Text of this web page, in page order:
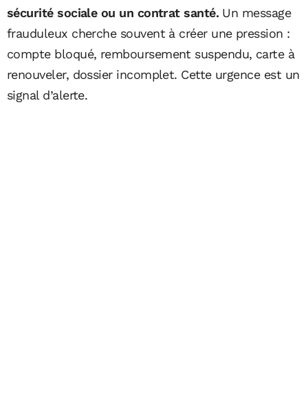
sécurité sociale ou un contrat santé. Un message
frauduleux cherche souvent à créer une pression :
compte bloqué, remboursement suspendu, carte à
renouveler, dossier incomplet. Cette urgence est un
signal d’alerte.